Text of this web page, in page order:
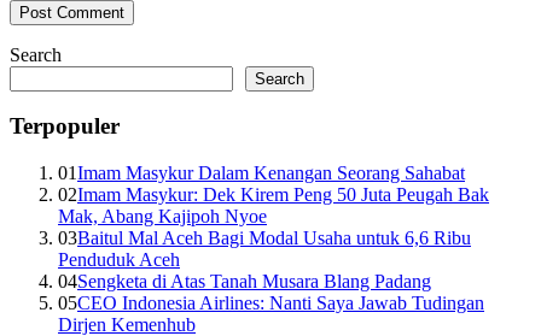
Search
Search
Terpopuler
01Imam Masykur Dalam Kenangan Seorang Sahabat
02Imam Masykur: Dek Kirem Peng 50 Juta Peugah Bak
Mak, Abang Kajipoh Nyoe
03Baitul Mal Aceh Bagi Modal Usaha untuk 6,6 Ribu
Penduduk Aceh
04Sengketa di Atas Tanah Musara Blang Padang
05CEO Indonesia Airlines: Nanti Saya Jawab Tudingan
Dirjen Kemenhub